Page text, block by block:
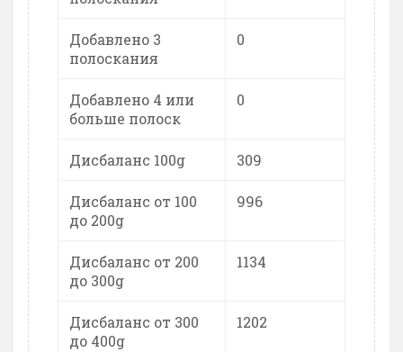
Добавлено 3
полоскания
0
Добавлено 4 или
больше полоск
0
Дисбаланс 100g 309
Дисбаланс от 100
до 200g
996
Дисбаланс от 200
до 300g
1134
Дисбаланс от 300
до 400g
1202